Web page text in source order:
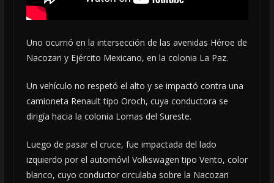
Uno ocurrió en la intersección de las avenidas Héroe de
Nacozari y Ejército Mexicano, en la colonia La Paz.
Un vehículo no respetó el alto y se impactó contra una
camioneta Renault tipo Oroch, cuya conductora se
dirigía hacia la colonia Lomas del Sureste.
Luego de pasar el cruce, fue impactada del lado
izquierdo por el automóvil Volkswagen tipo Vento, color
blanco, cuyo conductor circulaba sobre la Nacozari